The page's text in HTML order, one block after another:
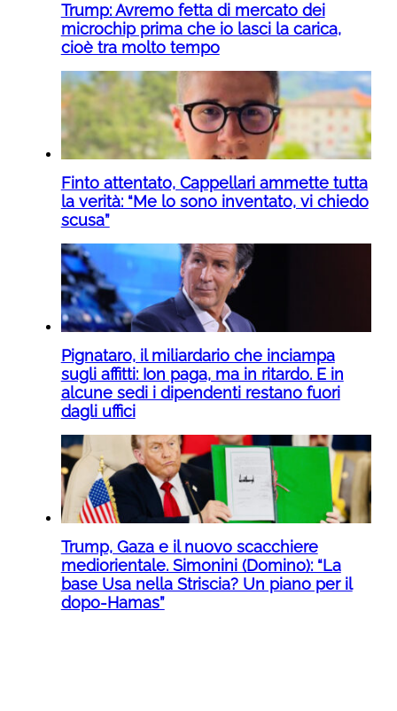
Trump: Avremo fetta di mercato dei
microchip prima che io lasci la carica,
cioè tra molto tempo
Finto attentato, Cappellari ammette tutta
la verità: “Me lo sono inventato, vi chiedo
scusa”
Pignataro, il miliardario che inciampa
sugli affitti: Ion paga, ma in ritardo. E in
alcune sedi i dipendenti restano fuori
dagli uffici
Trump, Gaza e il nuovo scacchiere
mediorientale. Simonini (Domino): “La
base Usa nella Striscia? Un piano per il
dopo-Hamas”